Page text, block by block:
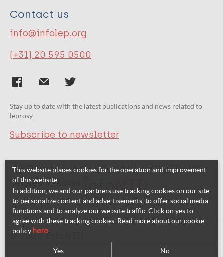
Contact us
info@infolep.org
(+31) 20 595 0500
Stay up to date with the latest publications and news related to
leprosy.
Subscribe to newsletter
Related websites:
© 2026 InfoNTD
This website places cookies for the operation and improvement
of this website.
In addition, we and our partners use tracking cookies on our site
to personalize content and advertisements, to offer social media
functions and to analyze our website traffic. Click on yes to
agree with these tracking cookies. Read more about our cookie
policy here
Yes No